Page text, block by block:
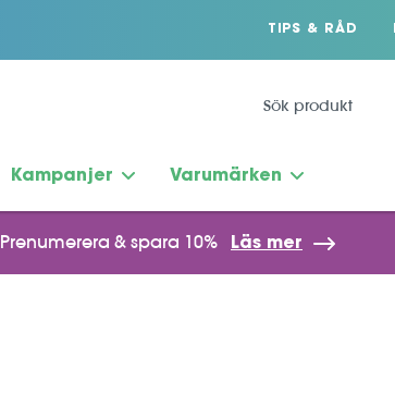
TIPS & RÅD
Kampanjer Varumärken
Prenumerera & spara 10% Läs mer